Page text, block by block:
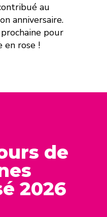
au
anniversaire.
prochaine pour
en rose !
de
2026